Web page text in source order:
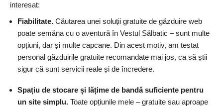
interesat:
Fiabilitate. Căutarea unei soluții gratuite de găzduire web
poate semăna cu o aventură în Vestul Sălbatic – sunt multe
opțiuni, dar și multe capcane. Din acest motiv, am testat
personal găzduirile gratuite recomandate mai jos, ca să știi
sigur că sunt servicii reale și de încredere.
Spațiu de stocare și lățime de bandă suficiente pentru
un site simplu. Toate opțiunile mele – gratuite sau aproape